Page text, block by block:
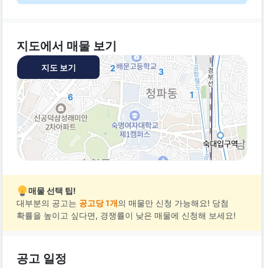
지도에서 매물 보기
6
2 3
1
지도 보기
매물 선택 팁!
대부분의 공고는 공고당 1개의 매물만 신청 가능해요! 당첨
확률을 높이고 싶다면, 경쟁률이 낮은 매물에 신청해 보세요!
공고 일정